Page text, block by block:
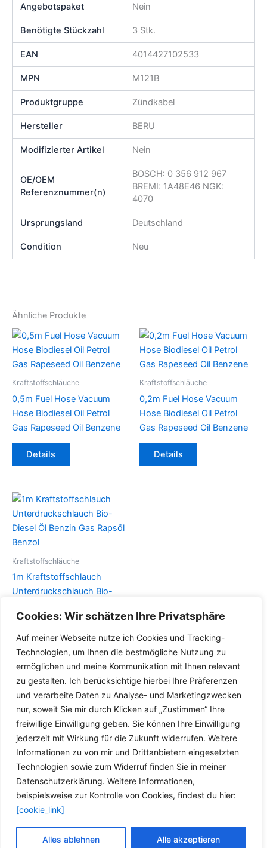
Cookies: Wir schätzen Ihre Privatsphäre
Auf meiner Webseite nutze ich Cookies und Tracking-
Technologien, um Ihnen die bestmögliche Nutzung zu
ermöglichen und meine Kommunikation mit Ihnen relevant
zu gestalten. Ich berücksichtige hierbei Ihre Präferenzen
und verarbeite Daten zu Analyse- und Marketingzwecken
nur, soweit Sie mir durch Klicken auf „Zustimmen“ Ihre
freiwillige Einwilligung geben. Sie können Ihre Einwilligung
jederzeit mit Wirkung für die Zukunft widerrufen. Weitere
Informationen zu von mir und Drittanbietern eingesetzten
Technologien sowie zum Widerruf finden Sie in meiner
Datenschutzerklärung. Weitere Informationen,
beispielsweise zur Kontrolle von Cookies, findest du hier:
[cookie_link]
Alles ablehnen Alle akzeptieren
Angebotspaket Nein
Benötigte Stückzahl 3 Stk.
EAN 4014427102533
MPN M121B
Produktgruppe Zündkabel
Hersteller BERU
Modifizierter Artikel Nein
OE/OEM
Referenznummer(n)
BOSCH: 0 356 912 967
BREMI: 1A48E46 NGK:
4070
Ursprungsland Deutschland
Condition Neu
Ähnliche Produkte
Kraftstoffschläuche
0,5m Fuel Hose Vacuum
Hose Biodiesel Oil Petrol
Gas Rapeseed Oil Benzene
Details
Dieses
Varianten
auf.
Die
können
auf
der
gewählt
werden
Kraftstoffschläuche
0,2m Fuel Hose Vacuum
Hose Biodiesel Oil Petrol
Gas Rapeseed Oil Benzene
Details
Dieses
gewählt
werden
Kraftstoffschläuche
1m Kraftstoffschlauch
Unterdruckschlauch Bio-
Benzol
Details
Dieses
Produkt
weist
mehrere
Varianten
auf.
Die
Optionen
können
auf
der
Produktseite
werden
Copyright © 2026 Versandhandel für Fahrzeugteile, Ersatzteile
für: SMART BMW VW - Zubehör für Werkstätten.
Vertrag widerrufen